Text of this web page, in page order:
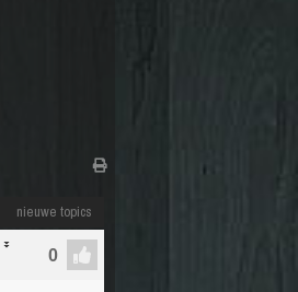
nieuwe topics